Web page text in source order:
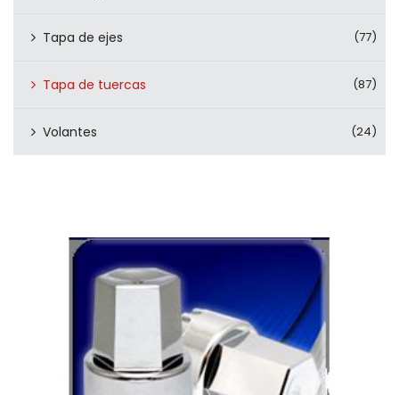
Tapa de ejes (77)
Tapa de tuercas (87)
Volantes (24)